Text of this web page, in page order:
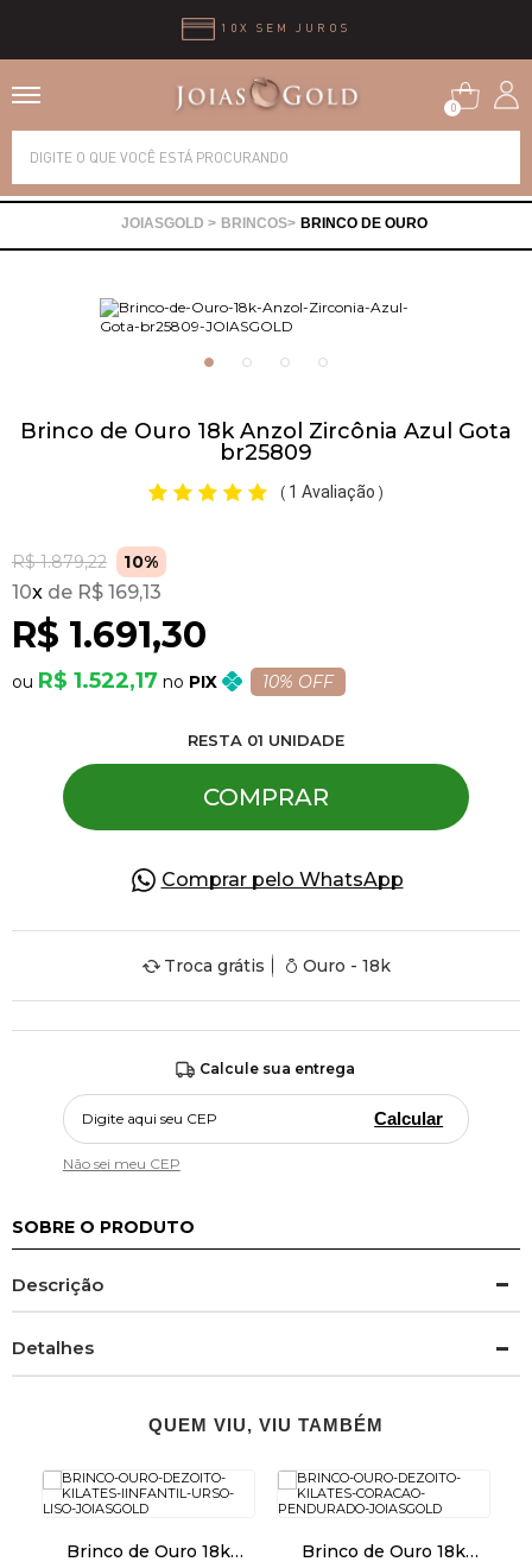
10X SEM JUROS
0
BRINCOS BRINCO DE OURO
Brinco de Ouro 18k Anzol Zircônia Azul Gota
br25809
( 1 Avaliação )
R$ 1.879,22 10%
R$ 1.691,30
10x R$ 169,13
R$ 1.522,17 PIX 10% OFF
RESTA 01 UNIDADE
COMPRAR
Comprar pelo WhatsApp
Troca grátis Ouro - 18k
Calcule sua entrega
Calcular
Não sei meu CEP
SOBRE O PRODUTO
Descrição
Detalhes
QUEM VIU, VIU TAMBÉM
Brinco de Ouro 18k
Brinco de Ouro 18k
Alianças
Brincos
Pulseiras
Piercing
Pedras Preciosas
Presente
OFERTAS